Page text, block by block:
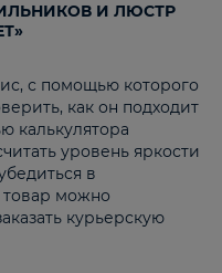
И ЛЮСТР
с помощью которого
как он подходит
калькулятора
уровень яркости
в
товар можно
курьерскую